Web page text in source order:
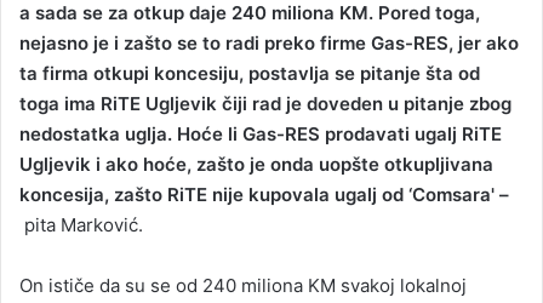
a sada se za otkup daje 240 miliona KM. Pored toga,
nejasno je i zašto se to radi preko firme Gas-RES, jer ako
ta firma otkupi koncesiju, postavlja se pitanje šta od
toga ima RiTE Ugljevik čiji rad je doveden u pitanje zbog
nedostatka uglja. Hoće li Gas-RES prodavati ugalj RiTE
Ugljevik i ako hoće, zašto je onda uopšte otkupljivana
koncesija, zašto RiTE nije kupovala ugalj od ‘Comsara' –
pita Marković.
On ističe da su se od 240 miliona KM svakoj lokalnoj